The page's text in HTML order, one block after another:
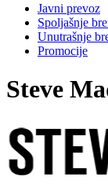
Javni prevoz
Spoljašnje
Unutrašnje
Promocije
Steve